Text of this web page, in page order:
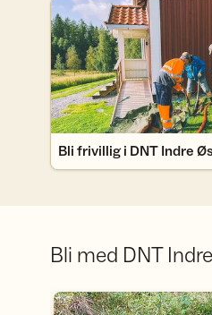
Bli frivillig i DNT Indre
Bli frivillig i DNT Indre
Bli med DNT